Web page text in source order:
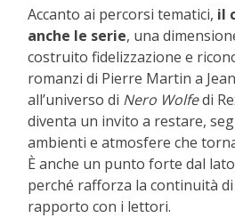
Accanto ai percorsi tematici, il
anche le serie, una
costruito fidelizzazione e
romanzi di Pierre Martin a
all’universo di Nero Wolfedi
diventa un invito a restare,
ambienti e atmosfere che
È anche un punto forte dal
perché rafforza la continuità
rapporto con i lettori.